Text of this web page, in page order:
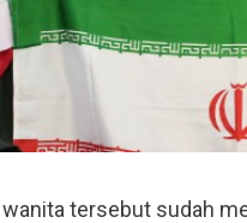
wanita tersebut sudah